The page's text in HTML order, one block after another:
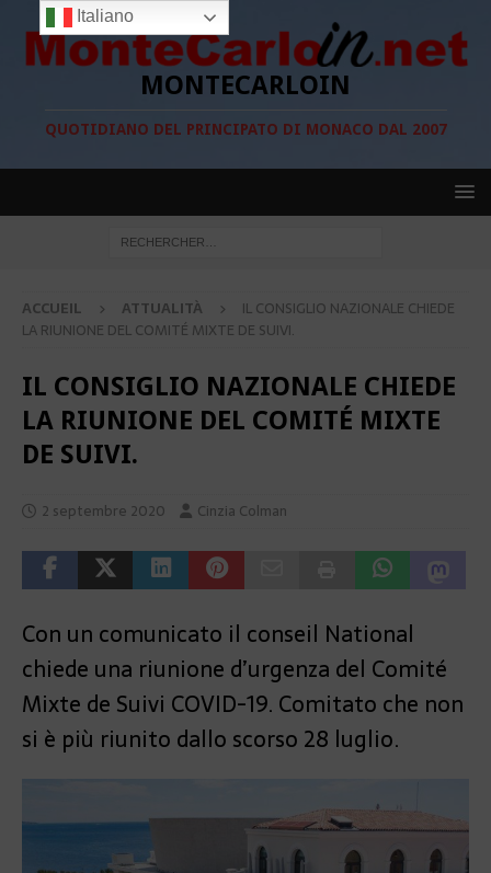
MONTECARLOIN
QUOTIDIANO DEL PRINCIPATO DI MONACO DAL 2007
ACCUEIL ATTUALITÀ
IL CONSIGLIO NAZIONALE CHIEDE
LA RIUNIONE DEL COMITÉ MIXTE DE SUIVI.
IL CONSIGLIO NAZIONALE CHIEDE
LA RIUNIONE DEL COMITÉ MIXTE
DE SUIVI.
2 septembre 2020 Cinzia Colman
Con un comunicato il conseil National
chiede una riunione d’urgenza del Comité
Mixte de Suivi COVID-19. Comitato che non
si è più riunito dallo scorso 28 luglio.
Italiano